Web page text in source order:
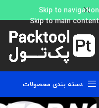
Skip to navigation
Skip to main content
دسته بندی محصولات